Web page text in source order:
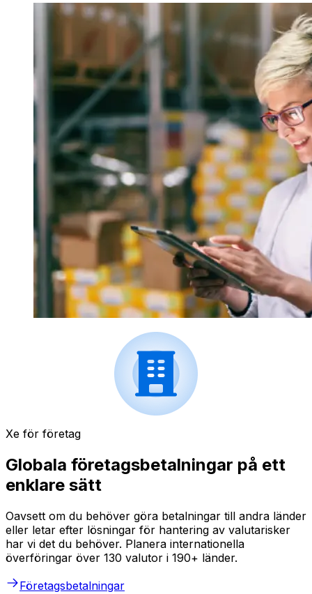
Xe för företag
Globala företagsbetalningar på ett
enklare sätt
Oavsett om du behöver göra betalningar till andra länder
eller letar efter lösningar för hantering av valutarisker
har vi det du behöver. Planera internationella
överföringar över 130 valutor i 190+ länder.
Företagsbetalningar